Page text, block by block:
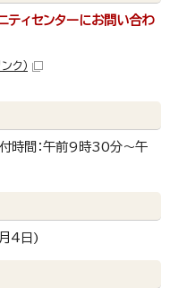
ティセンターにお問い合わ
ク）
時間：午前9時30分～午
4日)